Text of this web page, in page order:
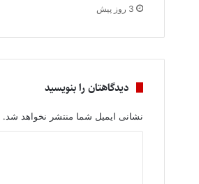
3 روز پیش
دیدگاهتان را بنویسید
نشانی ایمیل شما منتشر نخواهد شد.